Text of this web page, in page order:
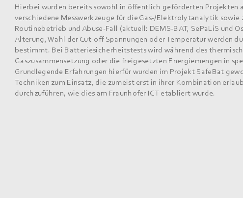
Hierbei wurden bereits sowohl in öffentlich geförderten Projekten
verschiedene Messwerkzeuge für die Gas-/Elektrolytanalytik
Routinebetrieb und Abuse-Fall (aktuell: DEMS-BAT, SePaLiS und
Alterung, Wahl der Cut-off Spannungen oder Temperatur werden
bestimmt. Bei Batteriesicherheitstests wird während des
Gaszusammensetzung oder die freigesetzten Energiemengen in
Grundlegende Erfahrungen hierfür wurden im Projekt SafeBat
Techniken zum Einsatz, die zumeist erst in ihrer Kombination
durchzuführen, wie dies am Fraunhofer ICT etabliert wurde.